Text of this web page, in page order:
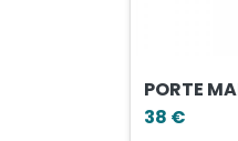
PORTE
38 €